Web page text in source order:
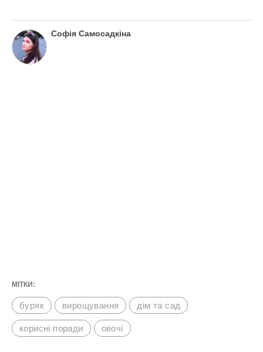
Софія Самосадкіна
МІТКИ:
буряк вирощування дім та сад
корисні поради овочі